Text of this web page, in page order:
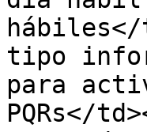
tipo
para
PQRs</